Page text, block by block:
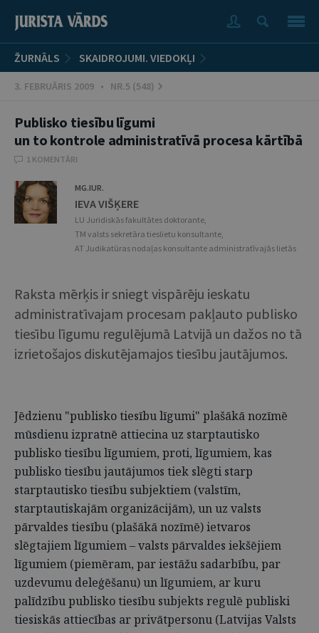
ŽURNĀLS SKAIDROJUMI. VIEDOKĻI
3. FEBRUĀRIS 2009 • NR.5 (548)
Publisko tiesību līgumi
un to kontrole administratīvā procesa kārtībā
1 KOMENTĀRI
MG.IUR.
IEVA VIŠĶERE
LU Juridiskās fakultātes doktorante,
TM valsts sekretāra tieslietu konsultante,
AT Judikatūras nodaļas konsultante administratīvajās lietās
Raksta mērķis ir sniegt vispārēju ieskatu
administratīvajam procesam pakļauto publisko
tiesību līgumu regulējumā Latvijā un dažos no tā
izrietošajos diskutējamajos tiesību jautājumos.
Jēdzienu "publisko tiesību līgumi" plašākā nozīmē
mūsdienu izpratnē attiecina uz starptautisko
publisko tiesību līgumiem, proti, līgumiem, kas
publisko tiesību jautājumos tiek slēgti starp
starptautisko tiesību subjektiem (valstīm,
starptautiskajām organizācijām), un uz valsts
pārvaldes tiesību (plašākā nozīmē) ietvaros
slēgtajiem līgumiem – valsts pārvaldes iekšējiem
līgumiem (piemēram, par iestāžu sadarbību, par
uzdevumu deleģēšanu) un līgumiem, ar kuru
palīdzību publisko tiesību subjekts regulē publiski
tiesiskās attiecības ar privātpersonu (Latvijas Valsts